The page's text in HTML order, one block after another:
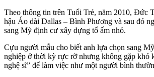
Theo thông tin trên Tuổi Trẻ, năm 2010, Đức
hậu Áo dài Dallas – Bình Phương và sau đó
sang Mỹ định cư xây dựng tổ ấm nhỏ.
Cựu người mẫu cho biết anh lựa chọn sang
nghiệp ở thời kỳ rực rỡ nhưng không gặp khó
nghệ sĩ” để làm việc như một người bình